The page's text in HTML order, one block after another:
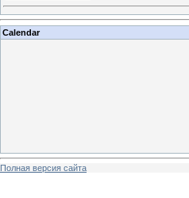
Calendar
Полная версия сайта